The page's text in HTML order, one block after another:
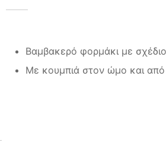
Βαμβακερό φορμάκι με σχέδιο
Με κουμπιά στον ώμο και